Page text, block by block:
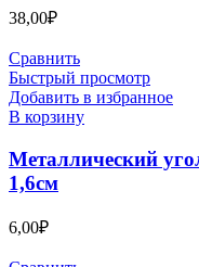
38,00₽
Сравнить
Быстрый просмотр
Добавить в избранное
В корзину
Металлический
1,6см
6,00₽